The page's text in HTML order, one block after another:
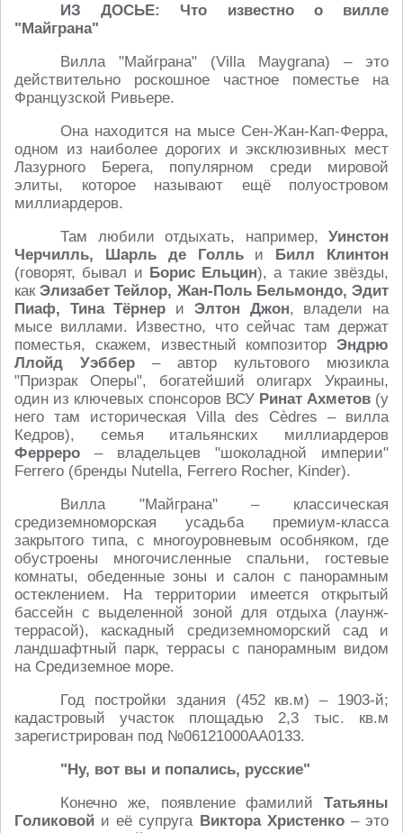
ИЗ ДОСЬЕ: Что известно о вилле
"Майграна"
Вилла "Майграна" (Villa Maygrana) – это
действительно роскошное частное поместье на
Французской Ривьере.
Она находится на мысе Сен-Жан-Кап-Ферра,
одном из наиболее дорогих и эксклюзивных мест
Лазурного Берега, популярном среди мировой
элиты, которое называют ещё полуостровом
миллиардеров.
Там любили отдыхать, например, Уинстон
Черчилль, Шарль де Голльи Билл Клинтон
(говорят, бывал и Борис Ельцин), а такие звёзды,
какЭлизабет Тейлор, Жан-Поль Бельмондо, Эдит
Пиаф, Тина Тёрнер и Элтон Джон, владели на
мысе виллами. Известно, что сейчас там держат
поместья, скажем, известный композитор Эндрю
Ллойд Уэббер – автор культового мюзикла
"Призрак Оперы", богатейший олигарх Украины,
один из ключевых спонсоров ВСУ Ринат Ахметов (у
него там историческая Villa des Cèdres – вилла
Кедров), семья итальянских миллиардеров
Ферреро – владельцев "шоколадной империи"
Ferrero (бренды Nutella, Ferrero Rocher, Kinder).
Вилла "Майграна" – классическая
средиземноморская усадьба премиум-класса
закрытого типа, с многоуровневым особняком, где
обустроены многочисленные спальни, гостевые
комнаты, обеденные зоны и салон с панорамным
остеклением. На территории имеется открытый
бассейн с выделенной зоной для отдыха (лаунж-
террасой), каскадный средиземноморский сад и
ландшафтный парк, террасы с панорамным видом
на Средиземное море.
Год постройки здания (452 кв.м) – 1903-й;
кадастровый участок площадью 2,3 тыс. кв.м
зарегистрирован под №06121000AA0133.
"Ну, вот вы и попались, русские"
Конечно же, появление фамилий Татьяны
Голиковой и её супруга Виктора Христенко– это